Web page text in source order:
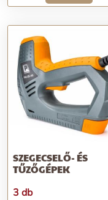
SZEGECSELŐ- ÉS
TŰZŐGÉPEK
3 db